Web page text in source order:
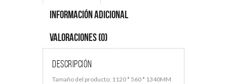
Información adicional
Valoraciones (0)
Descripción
Tamaño del producto: 1120 * 560 * 1340MM